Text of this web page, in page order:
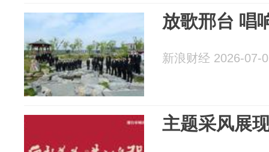
放歌邢台 唱
新浪财经 2026-07-
主题采风展